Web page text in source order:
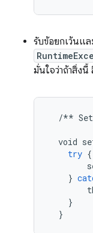
รับข้อยกเว้นแ
มั่นใจว่าถ้าสิ่งนี้
/** Set
void
try {
}
}
}